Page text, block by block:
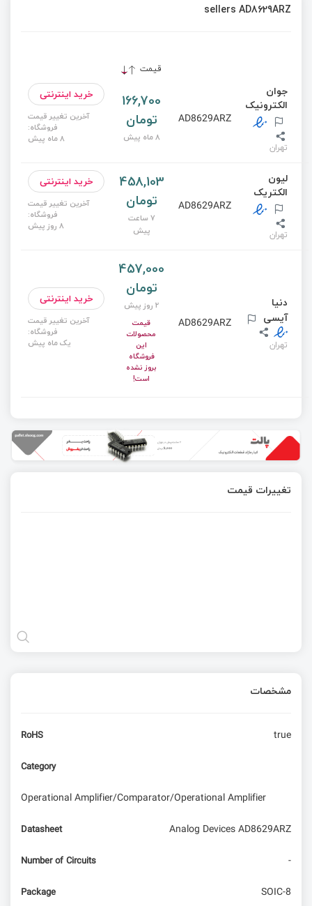
sellers AD8629ARZ
قیمت
جوان
الکترونیک
تهران
AD8629ARZ
166,700
تومان
8 ماه پیش
خرید اینترنتی
آخرین تغییر قیمت
فروشگاه:
8 ماه پیش
لیون
الکتریک
تهران
AD8629ARZ
458,103
تومان
7 ساعت
پیش
خرید اینترنتی
آخرین تغییر قیمت
فروشگاه:
8 روز پیش
دنیا
آیسی
تهران
AD8629ARZ
457,000
تومان
2 روز پیش
قیمت
محصولات
این
فروشگاه
بروز نشده
است!
خرید اینترنتی
آخرین تغییر قیمت
فروشگاه:
یک ماه پیش
تغییرات قیمت
مشخصات
RoHS true
Category
Operational Amplifier/Comparator/Operational Amplifier
Datasheet Analog Devices AD8629ARZ
Number of Circuits -
Package SOIC-8